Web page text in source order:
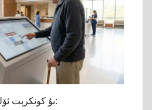
بۇ كونكرېت ئۆلچەملەرنى ئىز قوغلاڭ: